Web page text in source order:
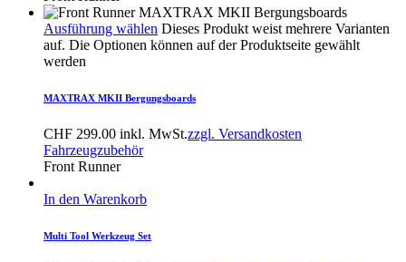
Ausführung wählen Dieses Produkt weist mehrere Varianten
auf. Die Optionen können auf der Produktseite gewählt
werden
MAXTRAX MKII Bergungsboards
CHF 299.00 inkl. MwSt.zzgl. Versandkosten
Fahrzeugzubehör
Front Runner
In den Warenkorb
Multi Tool Werkzeug Set